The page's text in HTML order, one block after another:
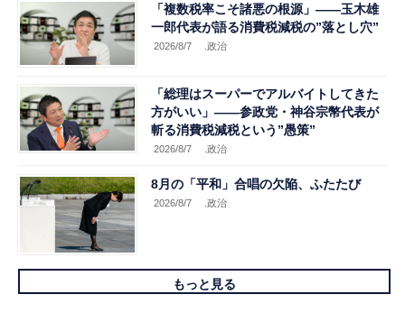
「複数税率こそ諸悪の根源」――玉木雄
一郎代表が語る消費税減税の”落とし穴”
2026/8/7 .政治
「総理はスーパーでアルバイトしてきた
方がいい」――参政党・神谷宗幣代表が
斬る消費税減税という”愚策”
2026/8/7 .政治
8月の「平和」合唱の欠陥、ふたたび
2026/8/7 .政治
もっと見る